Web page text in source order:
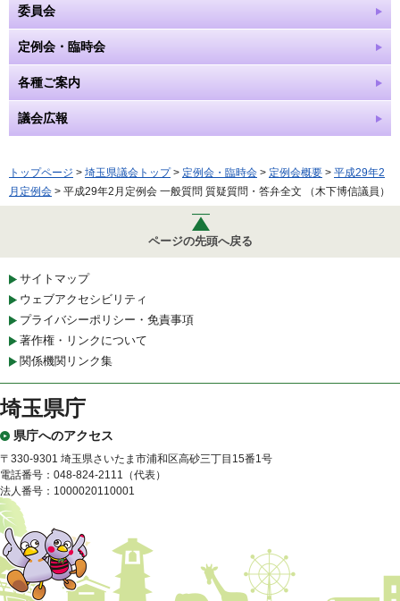
委員会
定例会・臨時会
各種ご案内
議会広報
トップページ > 埼玉県議会トップ> 定例会・臨時会 > 定例会概要 > 平成29年2
月定例会 > 平成29年2月定例会 一般質問 質疑質問・答弁全文 （木下博信議員）
ページの先頭へ戻る
サイトマップ
ウェブアクセシビリティ
プライバシーポリシー・免責事項
著作権・リンクについて
関係機関リンク集
埼玉県庁
県庁へのアクセス
〒330-9301 埼玉県さいたま市浦和区高砂三丁目15番1号
電話番号：048-824-2111（代表）
法人番号：1000020110001